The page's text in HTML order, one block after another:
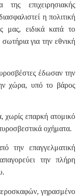
της επιχειρησιακής
η πολιτική
μας, ειδικά κατά το
για την εθνική
έδωσαν την
χώρα, υπό το βάρος
χωρίς επαρκή ατομικό
οχήματα.
την επαγγελματική
την πλήρη
γηρασμένο